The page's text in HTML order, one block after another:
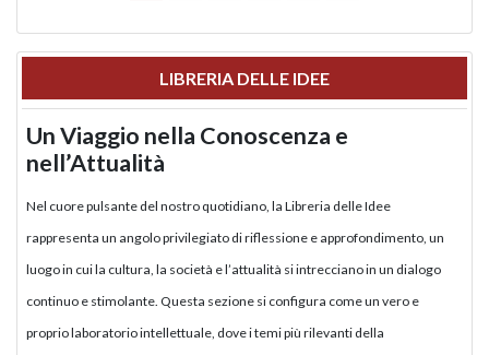
LIBRERIA DELLE IDEE
Un Viaggio nella Conoscenza e
nell’Attualità
Nel cuore pulsante del nostro quotidiano, la Libreria delle Idee
rappresenta un angolo privilegiato di riflessione e approfondimento, un
luogo in cui la cultura, la società e l’attualità si intrecciano in un dialogo
continuo e stimolante. Questa sezione si configura come un vero e
proprio laboratorio intellettuale, dove i temi più rilevanti della